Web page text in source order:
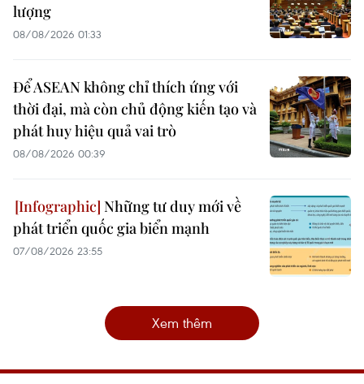
lượng
08/08/2026 01:33
Để ASEAN không chỉ thích ứng với
thời đại, mà còn chủ động kiến tạo và
phát huy hiệu quả vai trò
08/08/2026 00:39
Những tư duy mới về
phát triển quốc gia biển mạnh
07/08/2026 23:55
Xem thêm